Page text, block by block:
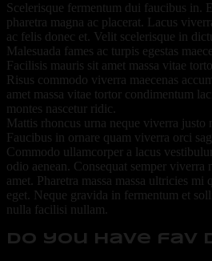
Scelerisque fermentum dui faucibus in.
pharetra magna ac placerat. Lacus
ac felis donec et. Velit scelerisque in
Malesuada fames ac turpis egestas
Facilisis mauris sit amet massa vitae
Risus commodo viverra maecenas
amet massa vitae tortor condimentum
montes nascetur ridic.
Mattis rhoncus urna neque viverra justo
Faucibus in ornare quam viverra orci
Commodo ullamcorper a lacus
odio aenean. Consequat semper viverra
amet. Pharetra massa massa ultricies
eget. Neque gravida in fermentum et
nulla facilisi nullam.
do you have fav